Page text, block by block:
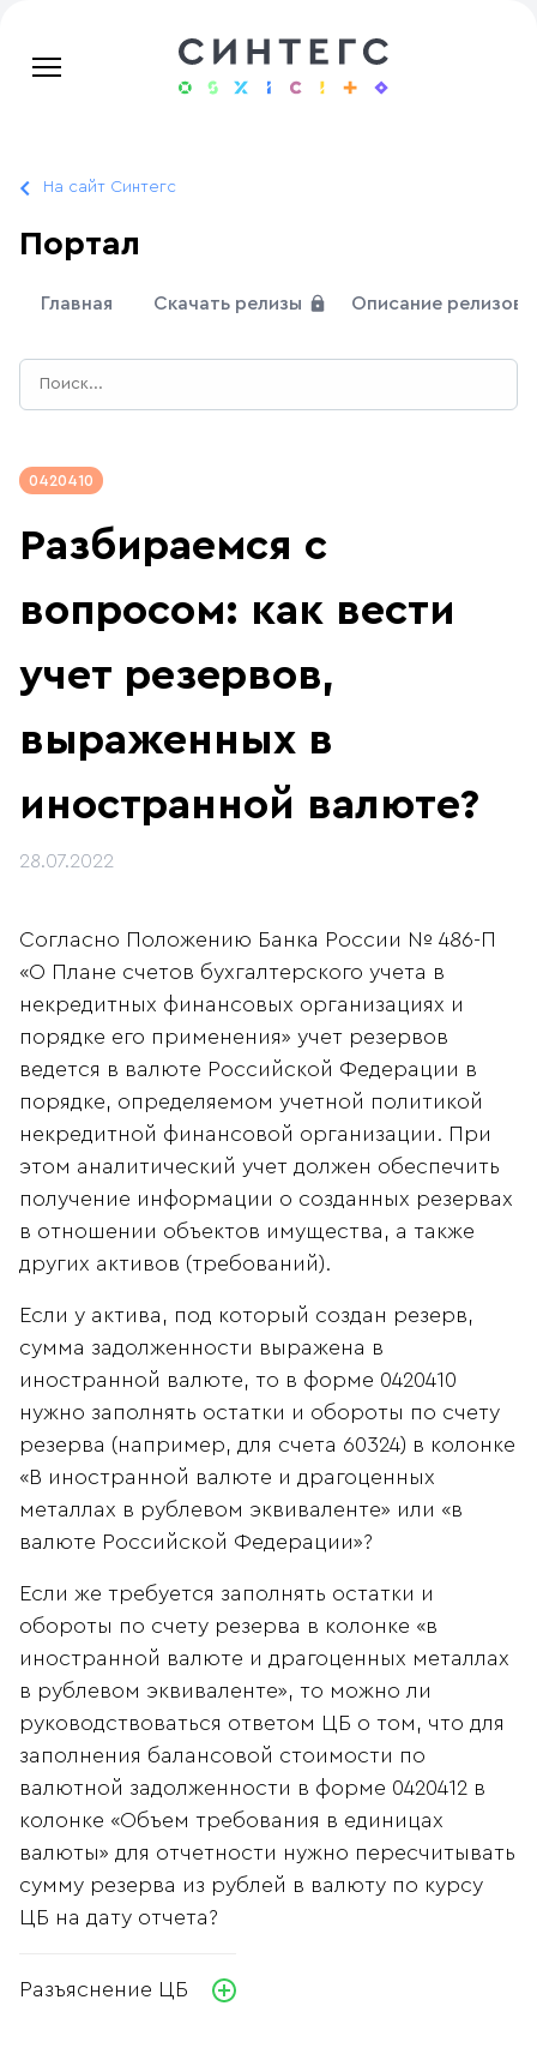
На сайт Синтегс
Портал
Главная Скачать релизы Описание релизов
0420410
Разбираемся с
вопросом: как вести
учет резервов,
выраженных в
иностранной валюте?
28.07.2022
Согласно Положению Банка России № 486-П
«О Плане счетов бухгалтерского учета в
некредитных финансовых организациях и
порядке его применения» учет резервов
ведется в валюте Российской Федерации в
порядке, определяемом учетной политикой
некредитной финансовой организации. При
этом аналитический учет должен обеспечить
получение информации о созданных резервах
в отношении объектов имущества, а также
других активов (требований).
Если у актива, под который создан резерв,
сумма задолженности выражена в
иностранной валюте, то в форме 0420410
нужно заполнять остатки и обороты по счету
резерва (например, для счета 60324) в колонке
«В иностранной валюте и драгоценных
металлах в рублевом эквиваленте» или «в
валюте Российской Федерации»?
Если же требуется заполнять остатки и
обороты по счету резерва в колонке «в
иностранной валюте и драгоценных металлах
в рублевом эквиваленте», то можно ли
руководствоваться ответом ЦБ о том, что для
заполнения балансовой стоимости по
валютной задолженности в форме 0420412 в
колонке «Объем требования в единицах
валюты» для отчетности нужно пересчитывать
сумму резерва из рублей в валюту по курсу
ЦБ на дату отчета?
Разъяснение ЦБ